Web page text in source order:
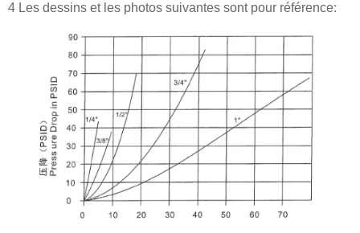
4 Les dessins et les photos suivantes sont pour référence: